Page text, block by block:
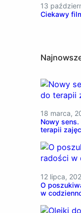
13
Ciekawy
18 marca,
Nowy sens.
terapii
12 lipca,
O
w